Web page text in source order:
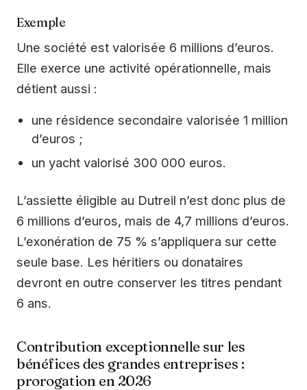
Exemple
Une société est valorisée 6 millions d’euros.
Elle exerce une activité opérationnelle, mais
détient aussi :
une résidence secondaire valorisée 1 million
d’euros ;
un yacht valorisé 300 000 euros.
L’assiette éligible au Dutreil n’est donc plus de
6 millions d’euros, mais de 4,7 millions d’euros.
L’exonération de 75 % s’appliquera sur cette
seule base. Les héritiers ou donataires
devront en outre conserver les titres pendant
6 ans.
Contribution exceptionnelle sur les
bénéfices des grandes entreprises :
prorogation en 2026